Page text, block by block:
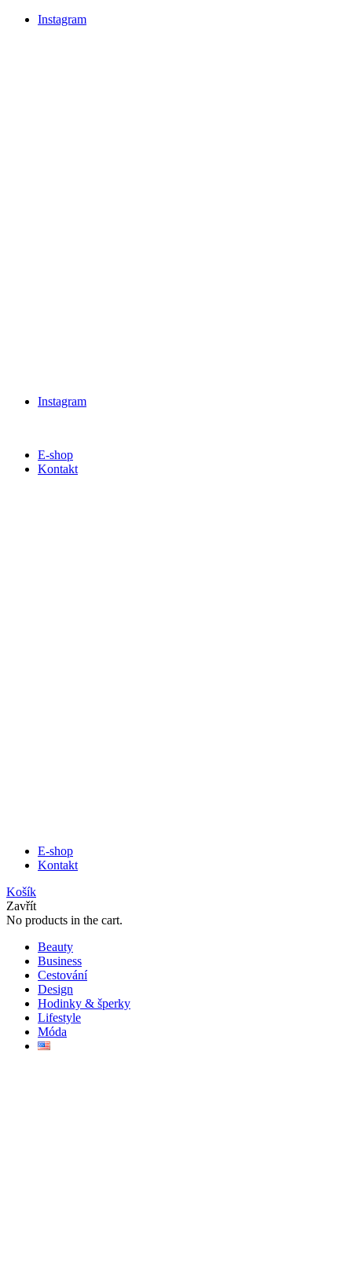
Instagram
Instagram
E-shop
Kontakt
E-shop
Kontakt
Košík
Zavřít
No products in the cart.
Beauty
Business
Cestování
Design
Hodinky & šperky
Lifestyle
Móda